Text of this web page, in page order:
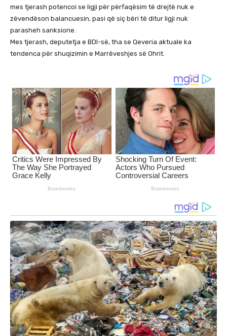
mes tjerash potencoi se ligji për përfaqësim të drejtë nuk e
zëvendëson balancuesin, pasi që siç bëri të ditur ligji nuk
parasheh sanksione.
Mes tjerash, deputetja e BDI-së, tha se Qeveria aktuale ka
tendenca për shuqizimin e Marrëveshjes së Ohrit.